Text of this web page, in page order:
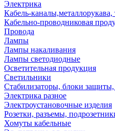
Электрика
Кабель-
Кабельно-проводниковая
Провода
Лампы
Лампы накаливания
Лампы светодиодные
Осветительная продукция
Светильники
Стабилизаторы, блоки
Электрика разное
Электроустановочные изделия
Розетки, разъемы,
Хомуты кабельные